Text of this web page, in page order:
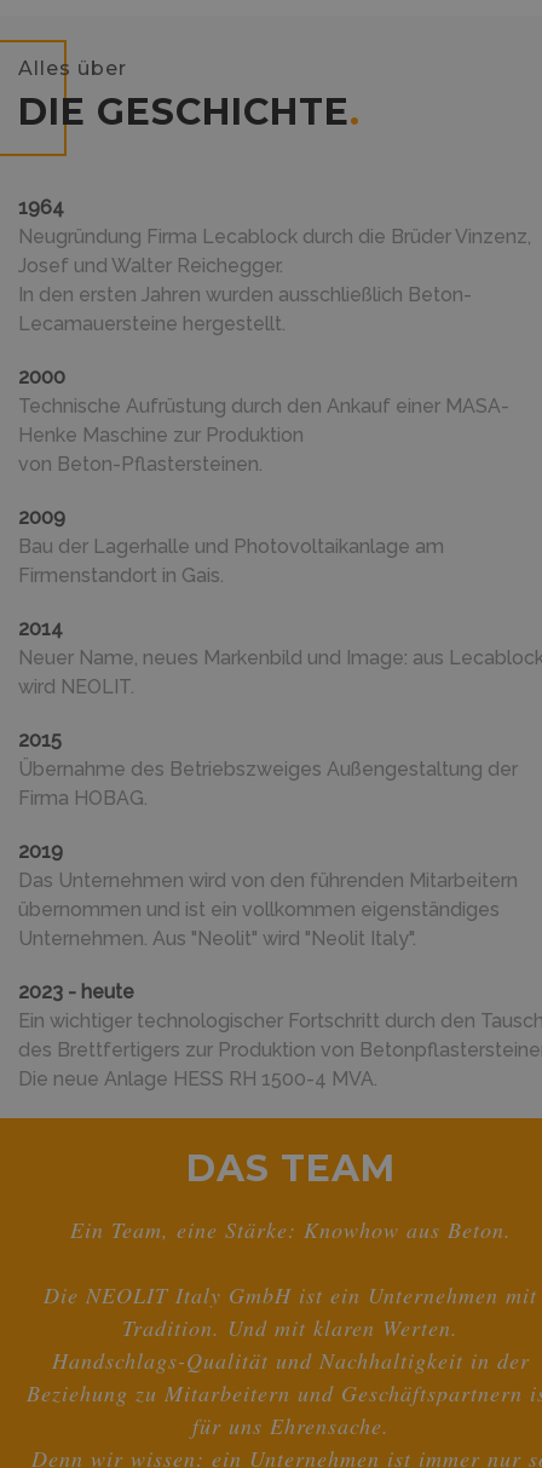
Alles über
DIE GESCHICHTE.
1964
Neugründung Firma Lecablock durch die Brüder Vinzenz,
Josef und Walter Reichegger.
In den ersten Jahren wurden ausschließlich Beton-
Lecamauersteine hergestellt.
2000
Technische Aufrüstung durch den Ankauf einer MASA-
Henke Maschine zur Produktion
von Beton-Pflastersteinen.
2009
Bau der Lagerhalle und Photovoltaikanlage am
Firmenstandort in Gais.
2014
Neuer Name, neues Markenbild und Image: aus
wird NEOLIT.
2015
Übernahme des Betriebszweiges Außengestaltung der
Firma HOBAG.
2019
Das Unternehmen wird von den führenden Mitarbeitern
übernommen und ist ein vollkommen eigenständiges
Unternehmen. Aus "Neolit" wird "Neolit Italy".
2023 - heute
Ein wichtiger technologischer Fortschritt durch den
des Brettfertigers zur Produktion von
Die neue Anlage HESS RH 1500-4 MVA.
DAS TEAM
Ein Team, eine Stärke: Knowhow aus Beton.
Die NEOLIT Italy GmbH ist ein Unternehmen mit
Tradition. Und mit klaren Werten.
Handschlags-Qualität und Nachhaltigkeit in der
Beziehung zu Mitarbeitern und Geschäftspartnern
für uns Ehrensache.
Denn wir wissen: ein Unternehmen ist immer nur